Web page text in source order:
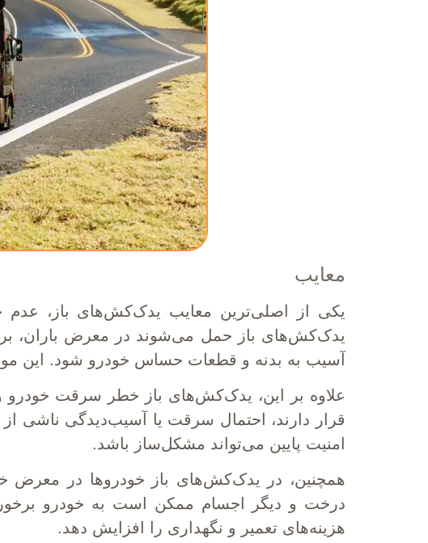
معایب
یکی از اصلی‌ترین معایب یدک‌کش‌های باز،
یدک‌کش‌های باز حمل می‌شوند در معرض باران،
آسیب به بدنه و قطعات حساس خودرو شود. این
علاوه بر این، یدک‌کش‌های باز خطر سرقت
قرار دارند، احتمال سرقت یا آسیب‌دیدگی ناشی
امنیت پایین می‌تواند مشکل‌ساز باشد.
همچنین، در یدک‌کش‌های باز خودروها در معرض
درخت و دیگر اجسام ممکن است به خودرو
هزینه‌های تعمیر و نگهداری را افزایش دهد.